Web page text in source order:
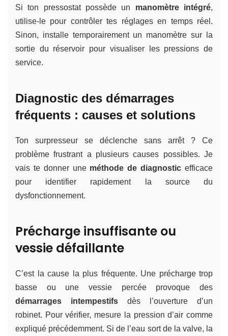
Si ton pressostat possède un manomètre intégré,
utilise-le pour contrôler tes réglages en temps réel.
Sinon, installe temporairement un manomètre sur la
sortie du réservoir pour visualiser les pressions de
service.
Diagnostic des démarrages
fréquents : causes et solutions
Ton surpresseur se déclenche sans arrêt ? Ce
problème frustrant a plusieurs causes possibles. Je
vais te donner une méthode de diagnostic efficace
pour identifier rapidement la source du
dysfonctionnement.
Précharge insuffisante ou
vessie défaillante
C’est la cause la plus fréquente. Une précharge trop
basse ou une vessie percée provoque des
démarrages intempestifs dès l’ouverture d’un
robinet. Pour vérifier, mesure la pression d’air comme
expliqué précédemment. Si de l’eau sort de la valve, la